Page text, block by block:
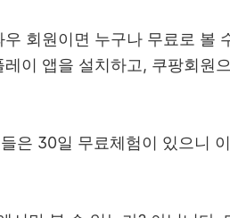
회원이면 누구나 무료로 볼
이 앱을 설치하고, 쿠팡회원
은 30일 무료체험이 있으니